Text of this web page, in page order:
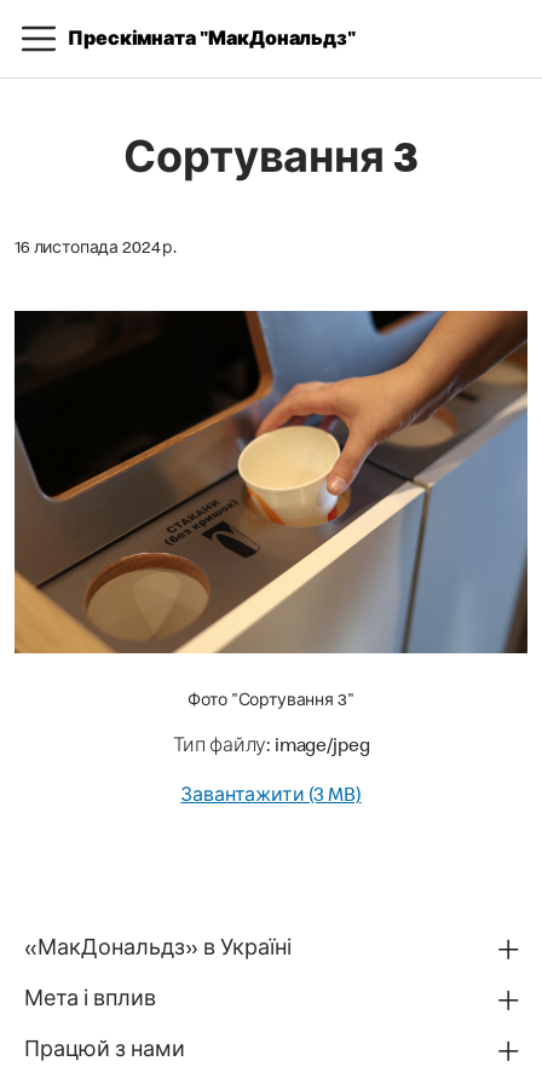
Прескімната "МакДональдз"
Сортування 3
16 листопада 2024 р.
Фото "Сортування 3"
Тип файлу: image/jpeg
Завантажити (3 MB)
«МакДональдз» в Україні
Мета і вплив
Працюй з нами